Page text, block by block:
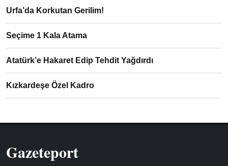
Urfa’da Korkutan Gerilim!
Seçime 1 Kala Atama
Atatürk’e Hakaret Edip Tehdit Yağdırdı
Kızkardeşe Özel Kadro
Gazeteport